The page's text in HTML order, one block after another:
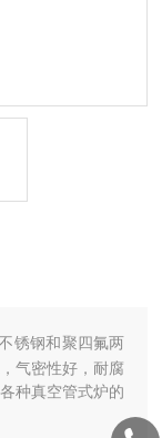
锈钢和聚四氟两
气密性好，耐腐
种真空管式炉的